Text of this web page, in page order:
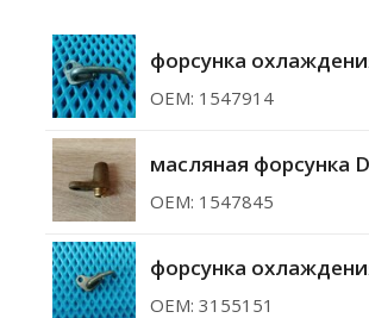
форсунка
ОЕМ: 1547914
масляная форсунка
ОЕМ: 1547845
форсунка
ОЕМ: 3155151